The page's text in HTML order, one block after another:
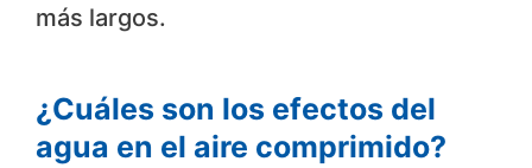
más largos.
¿Cuáles son los efectos del
agua en el aire comprimido?